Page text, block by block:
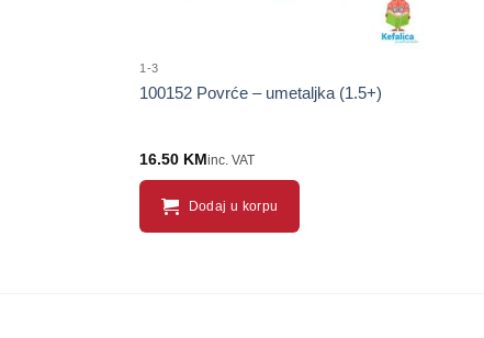
1-3
100152 Povrće – umetaljka (1.5+)
16.50 KMinc. VAT
Dodaj u korpu